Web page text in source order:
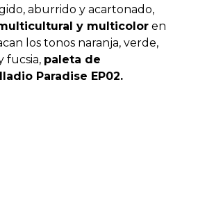
aburrido y acartonado,
y multicolor en
los tonos naranja, verde,
fucsia, paleta de
Paradise EP02.